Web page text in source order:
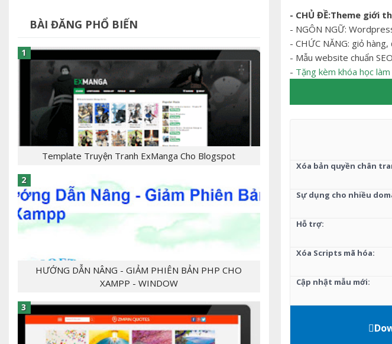
- CHỦ ĐỀ:Theme giới
- NGÔN NGỮ:
- CHỨC NĂNG: giỏ
- Mẫu website chuẩn
- Tặng kèm khóa học
Xóa bản quyền chân
Sự dụng cho nhiều
Hỗ trợ:
Xóa Scripts mã hóa:
Cập nhật mẫu mới:
BÀI ĐĂNG PHỔ BIẾN
Template Truyện Tranh ExManga Cho Blogspot
ĐỀ:Template Bloger - NGÔN NGỮ: xml, html,css,js
- CHỨC NĂNG: label, responsive,, - Mẫu T...
HƯỚNG DẪN NÂNG - GIẢM PHIÊN BẢN PHP CHO
XAMPP - WINDOW